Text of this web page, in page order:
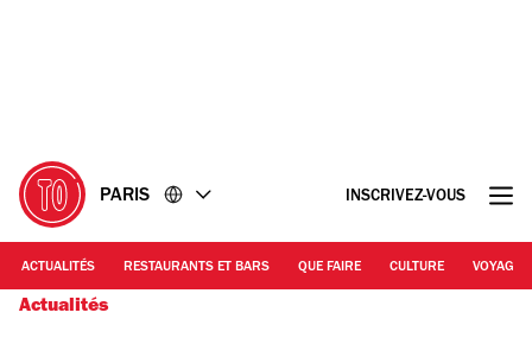
PARIS INSCRIVEZ-VOUS
ACTUALITÉS RESTAURANTS ET BARS QUE FAIRE CULTURE VOYAGE
Actualités